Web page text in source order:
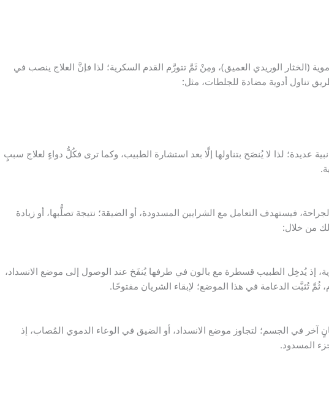
(الخثار الوريدي العميق)، ومِنْ ثَمَّ تتورَّم القدم السكرية؛ لذا فإنَّ العلاج ينصب في
تناول أدوية مضادة للجلطات، مثل:
عديدة؛ لذا لا يُنصَح بتناولها إلَّا بعد استشارة الطبيب، وكما ترى فكُلُّ دواءٍ لعلاج سببٍ
فيستهدف التعامل مع الشرايين المسدودة، أو الضيقة؛ نتيجة تصلُّبها، أو زيادة
من خلال:
إذ يُدخِل الطبيب قسطرة مع بالون في طرفها يُنفَخ عند الوصول إلى موضع الانسداد،
ثُمَّ تُثبَّت الدعامة في هذا الموضع؛ لإبقاء الشريان مفتوحًا.
آخر في الجسم؛ لتجاوز موضع الانسداد، أو الضيق في الوعاء الدموي المُصاب، إذ
المسدود.